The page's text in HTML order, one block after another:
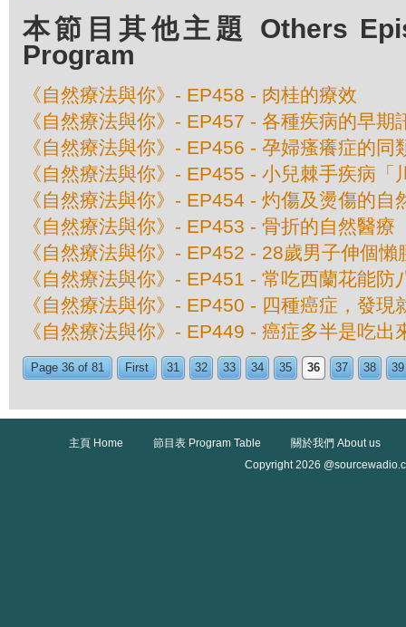
本節目其他主題 Others
Program
《自然療法與你》- EP458 - 肉桂的療效
《自然療法與你》- EP457 - 各種疾病的早期
《自然療法與你》- EP456 - 孕婦瘙癢症的同
《自然療法與你》- EP455 - 小兒棘手疾病「
《自然療法與你》- EP454 - 灼傷及燙傷的自
《自然療法與你》- EP453 - 骨折的自然醫療
《自然療法與你》- EP452 - 28歲男子伸個
《自然療法與你》- EP451 - 常吃西蘭花能防
《自然療法與你》- EP450 - 四種癌症，發現
《自然療法與你》- EP449 - 癌症多半是吃出
Page 36 of 81 First 31 32 33 34 35 36 37 38 39
主頁 Home 節目表 Program Table
關於我們 About us
Copyright 2026